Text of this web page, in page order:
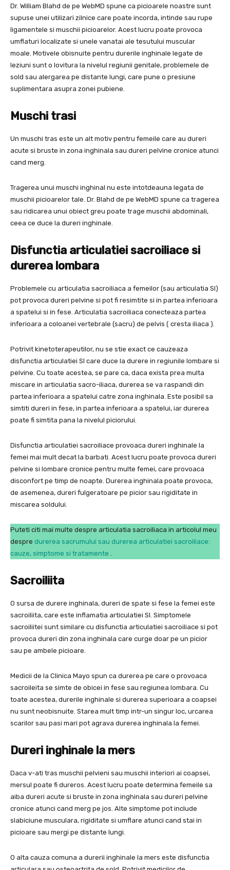
Dr. William Blahd de pe WebMD spune ca picioarele noastre sunt
supuse unei utilizari zilnice care poate incorda, intinde sau rupe
ligamentele si muschii picioarelor. Acest lucru poate provoca
umflaturi localizate si unele vanatai ale tesutului muscular
moale. Motivele obisnuite pentru durerile inghinale legate de
leziuni sunt o lovitura la nivelul regiunii genitale, problemele de
sold sau alergarea pe distante lungi, care pune o presiune
suplimentara asupra zonei pubiene.
Muschi trasi
Un muschi tras este un alt motiv pentru femeile care au dureri
acute si bruste in zona inghinala sau dureri pelvine cronice atunci
cand merg.
Tragerea unui muschi inghinal nu este intotdeauna legata de
muschii picioarelor tale. Dr. Blahd de pe WebMD spune ca tragerea
sau ridicarea unui obiect greu poate trage muschii abdominali,
ceea ce duce la dureri inghinale.
Disfunctia articulatiei sacroiliace si
durerea lombara
Problemele cu articulatia sacroiliaca a femeilor (sau articulatia SI)
pot provoca dureri pelvine si pot fi resimtite si in partea inferioara
a spatelui si in fese. Articulatia sacroiliaca conecteaza partea
inferioara a coloanei vertebrale (sacru) de pelvis ( cresta iliaca ).
Potrivit kinetoterapeutilor, nu se stie exact ce cauzeaza
disfunctia articulatiei SI care duce la durere in regiunile lombare si
pelvine. Cu toate acestea, se pare ca, daca exista prea multa
miscare in articulatia sacro-iliaca, durerea se va raspandi din
partea inferioara a spatelui catre zona inghinala. Este posibil sa
simtiti dureri in fese, in partea inferioara a spatelui, iar durerea
poate fi simtita pana la nivelul piciorului.
Disfunctia articulatiei sacroiliace provoaca dureri inghinale la
femei mai mult decat la barbati. Acest lucru poate provoca dureri
pelvine si lombare cronice pentru multe femei, care provoaca
disconfort pe timp de noapte. Durerea inghinala poate provoca,
de asemenea, dureri fulgeratoare pe picior sau rigiditate in
miscarea soldului.
Puteti citi mai multe despre articulatia sacroiliaca in articolul meu
despre durerea sacrumului sau durerea articulatiei sacroiliace:
cauze, simptome si tratamente
Sacroiliita
O sursa de durere inghinala, dureri de spate si fese la femei este
sacroiliita, care este inflamatia articulatiei SI. Simptomele
sacroiliitei sunt similare cu disfunctia articulatiei sacroiliace si pot
provoca dureri din zona inghinala care curge doar pe un picior
sau pe ambele picioare.
Medicii de la Clinica Mayo spun ca durerea pe care o provoaca
sacroileita se simte de obicei in fese sau regiunea lombara. Cu
toate acestea, durerile inghinale si durerea superioara a coapsei
nu sunt neobisnuite. Starea mult timp intr-un singur loc, urcarea
scarilor sau pasi mari pot agrava durerea inghinala la femei.
Dureri inghinale la mers
Daca v-ati tras muschii pelvieni sau muschii interiori ai coapsei,
mersul poate fi dureros. Acest lucru poate determina femeile sa
aiba dureri acute si bruste in zona inghinala sau dureri pelvine
cronice atunci cand merg pe jos. Alte simptome pot include
slabiciune musculara, rigiditate si umflare atunci cand stai in
picioare sau mergi pe distante lungi.
O alta cauza comuna a durerii inghinale la mers este disfunctia